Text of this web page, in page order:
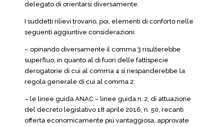
delegato di orientarsi diversamente.
I suddetti rilievi trovano, poi, elementi di conforto nelle
seguenti aggiuntive considerazioni:
– opinando diversamente il comma 3 risulterebbe
superfluo, in quanto al di fuori delle fattispecie
derogatorie di cui al comma 4 si riespanderebbe la
regola generale di cui al comma 2;
– le linee guida ANAC – linee guida n. 2, di attuazione
del decreto legislativo 18 aprile 2016, n. 50, recanti
offerta economicamente più vantaggiosa, approvate